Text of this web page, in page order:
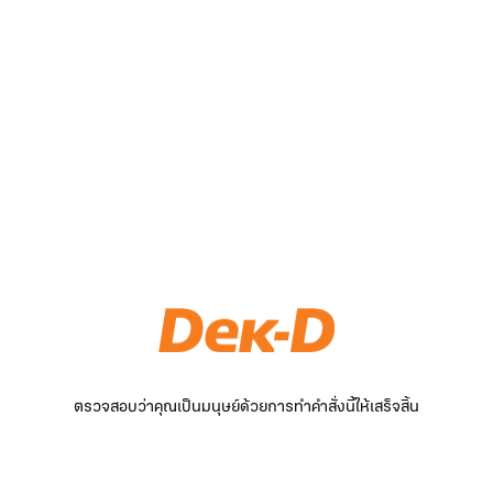
ตรวจสอบว่าคุณเป็นมนุษย์ด้วยการทำคำสั่งนี้ให้เสร็จสิ้น